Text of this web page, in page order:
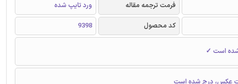
فرمت ترجمه مقاله
ورد تایپ شده
کد محصول
9398
است ✓
عکس، درج شده است